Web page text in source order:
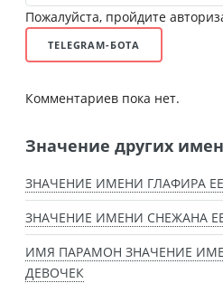
Пожалуйста, пройдите
TELEGRAM-БОТА
Комментариев пока нет.
Значение других имен
ЗНАЧЕНИЕ ИМЕНИ ГЛАФИРА
ЗНАЧЕНИЕ ИМЕНИ СНЕЖАНА
ИМЯ ПАРАМОН ЗНАЧЕНИЕ
ДЕВОЧЕК